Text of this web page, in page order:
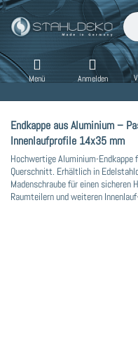
Menü Anmelden
Endkappe aus Aluminium –
Innenlaufprofile 14x35 mm
Hochwertige Aluminium-
Querschnitt. Erhältlich in
Madenschraube für einen sicheren
Raumteilern und weiteren